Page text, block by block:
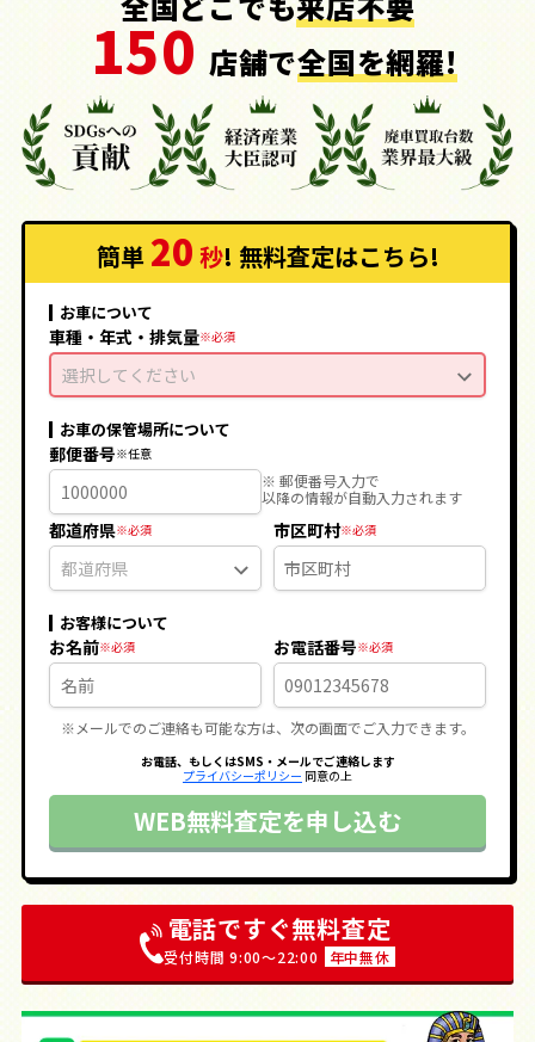
150 店舗で全国を網羅!
簡単 20 秒! 無料査定はこちら!
お車について
車種・年式・排気量
選択してください
お車の保管場所について
郵便番号
※ 郵便番号入力で
以降の情報が自動入力されます
都道府県 市区町村
お客様について
お名前 お電話番号
※メールでのご連絡も可能な方は、次の画面でご入力できます。
お電話、もしくはSMS・メールでご連絡します
プライバシーポリシー 同意の上
WEB無料査定を申し込む
電話ですぐ無料査定
受付時間 9:00〜22:00 年中無休